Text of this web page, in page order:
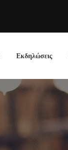
Εκδηλώσεις